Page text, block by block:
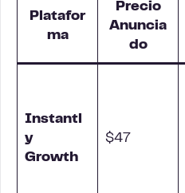
Platafor
ma
Precio
Anuncia
do
Instantl
y
Growth
$47